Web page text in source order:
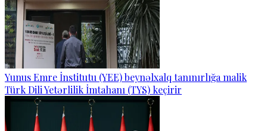
Yunus Emre İnstitutu (YEE) beynəlxalq tanınırlığa malik
Türk Dili Yetərlilik İmtahanı (TYS) keçirir